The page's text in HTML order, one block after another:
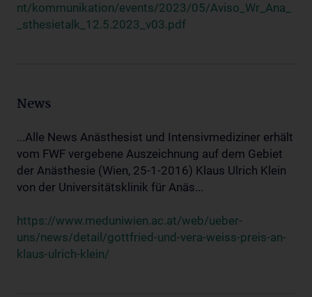
nt/kommunikation/events/2023/05/Aviso_Wr_Ana_
_sthesietalk_12.5.2023_v03.pdf
News
...Alle News Anästhesist und Intensivmediziner erhält
vom FWF vergebene Auszeichnung auf dem Gebiet
der Anästhesie (Wien, 25-1-2016) Klaus Ulrich Klein
von der Universitätsklinik für Anäs...
https://www.meduniwien.ac.at/web/ueber-
uns/news/detail/gottfried-und-vera-weiss-preis-an-
klaus-ulrich-klein/